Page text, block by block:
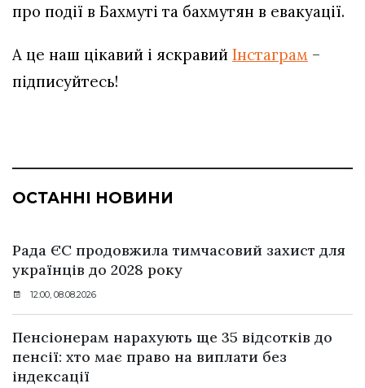
про події в Бахмуті та бахмутян в евакуації.
А це наш цікавий і яскравий Інстаграм –
підписуйтесь!
ОСТАННІ НОВИНИ
Рада ЄС продовжила тимчасовий захист для
українців до 2028 року
12:00, 08.08.2026
Пенсіонерам нарахують ще 35 відсотків до
пенсії: хто має право на виплати без
індексації